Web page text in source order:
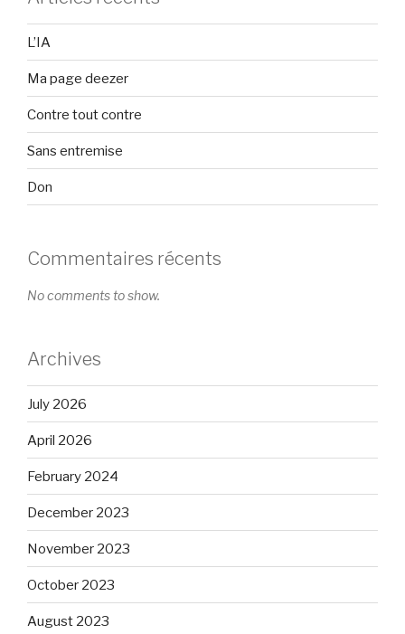
L’IA
Ma page deezer
Contre tout contre
Sans entremise
Don
Commentaires récents
No comments to show.
Archives
July 2026
April 2026
February 2024
December 2023
November 2023
October 2023
August 2023